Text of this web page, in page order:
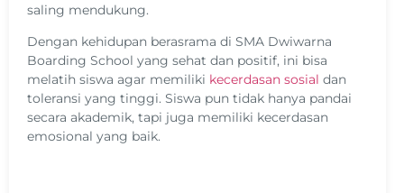
saling mendukung.
Dengan kehidupan berasrama di SMA Dwiwarna
Boarding School yang sehat dan positif, ini bisa
melatih siswa agar memiliki kecerdasan sosial dan
toleransi yang tinggi. Siswa pun tidak hanya pandai
secara akademik, tapi juga memiliki kecerdasan
emosional yang baik.